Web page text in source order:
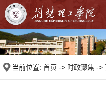
当前位置: 首页 -> 时政聚焦 ->